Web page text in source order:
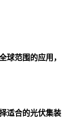
球范围的应用，
适合的光伏集装